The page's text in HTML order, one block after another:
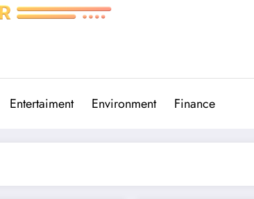
Entertaiment Environment Finance